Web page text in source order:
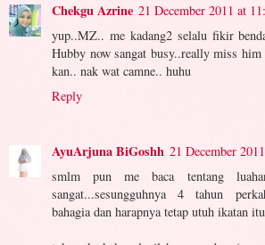
Chekgu Azrine 21 December 2011 at
yup..MZ.. me kadang2 selalu fikir
Hubby now sangat busy..really miss
kan.. nak wat camne.. huhu
Reply
AyuArjuna BiGoshh 21 December
smlm pun me baca tentang
sangat...sesungguhnya 4 tahun
bahagia dan harapnya tetap utuh ikatan